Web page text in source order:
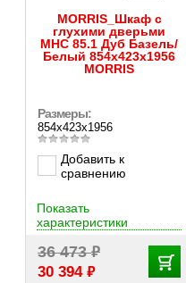
MORRIS_Шкаф с
глухими дверьми
MHC 85.1 Дуб Базель/
Белый 854х423х1956
MORRIS
Размеры:
854х423х1956
Добавить к
сравнению
36 473₽
30 394 ₽
Показать
характеристики